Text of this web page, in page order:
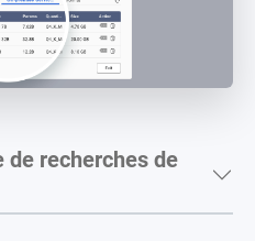
de recherches de